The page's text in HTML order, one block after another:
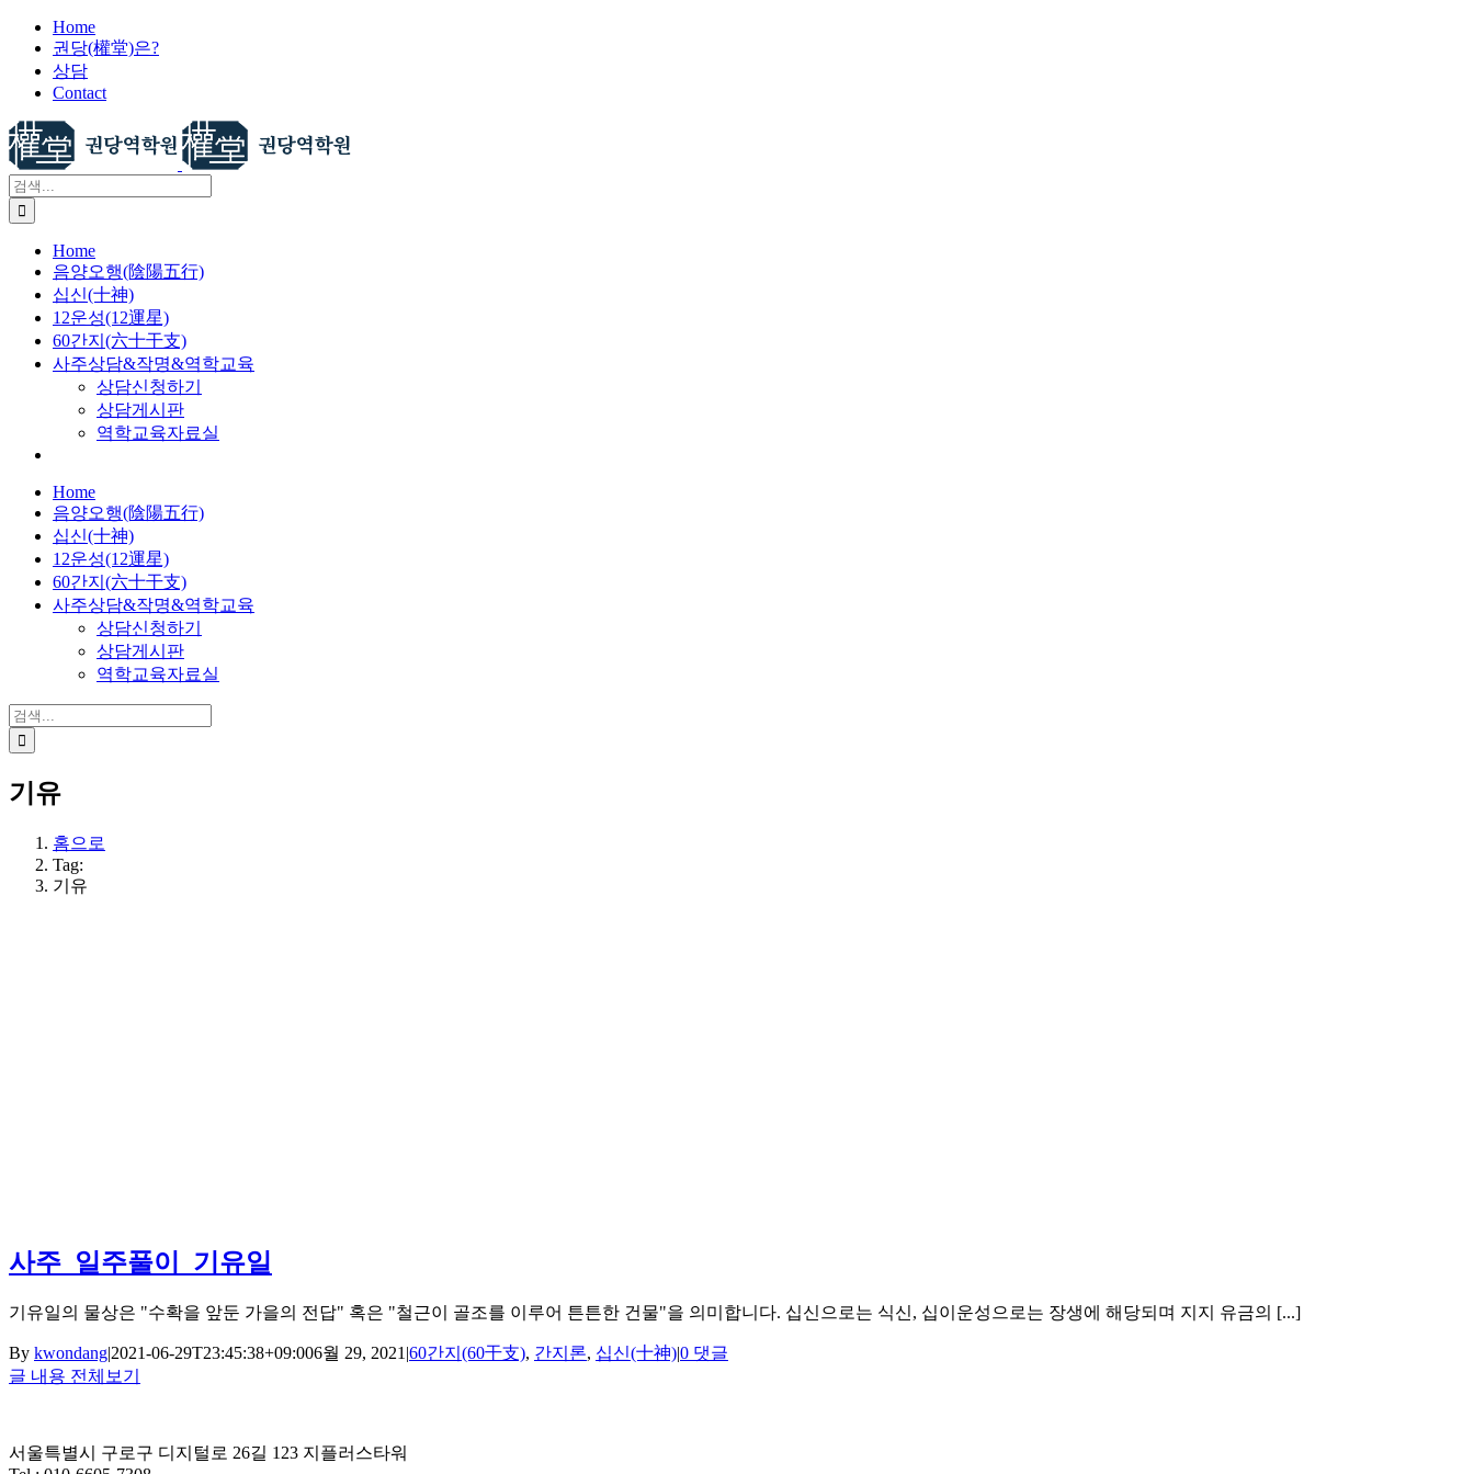
건
너
뛰
기
Home
권당(權堂)은?
상담
Contact
검
색:
Home
음양오행(陰陽五行)
십신(十神)
12운성(12運星)
60간지(六十干支)
사주상담&작명&역학교육
상담신청하기
상담게시판
역학교육자료실
Home
음양오행(陰陽五行)
십신(十神)
12운성(12運星)
60간지(六十干支)
사주상담&작명&역학교육
상담신청하기
상담게시판
역학교육자료실
검
색:
기유
홈으로
Tag:
기유
사주_일주풀이_기유일
기유일의 물상은 "수확을 앞둔 가을의 전답" 혹은 "철근이 골조를 이루어 튼튼한 건물"을 의미합니다. 십신으로는 식신, 십이운성으로는 장생에 해당되며 지지 유금의 [...]
By kwondang|2021-06-29T23:45:38+09:006월 29, 2021 |60간지(60干支), 간지론, 십신(十神)|0 댓글
글 내용 전체보기
서울특별시 구로구 디지털로 26길 123 지플러스타워